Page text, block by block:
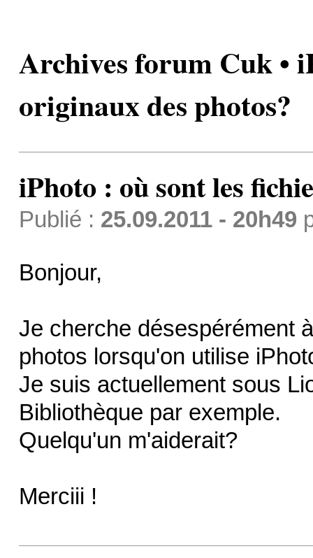
Archives forum Cuk •
originaux des photos?
iPhoto : où sont les
Publié : 25.09.2011 - 20h49
Bonjour,
Je cherche désespérément
photos lorsqu'on utilise
Je suis actuellement sous
Bibliothèque par exemple.
Quelqu'un m'aiderait?
Merciii !